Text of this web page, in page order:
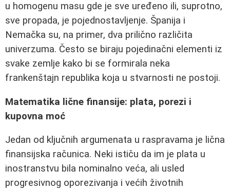
u homogenu masu gde je sve uređeno ili, suprotno,
sve propada, je pojednostavljenje. Španija i
Nemačka su, na primer, dva prilično različita
univerzuma. Često se biraju pojedinačni elementi iz
svake zemlje kako bi se formirala neka
frankenštajn republika koja u stvarnosti ne postoji.
Matematika lične finansije: plata, porezi i
kupovna moć
Jedan od ključnih argumenata u raspravama je lična
finansijska računica. Neki ističu da im je plata u
inostranstvu bila nominalno veća, ali usled
progresivnog oporezivanja i većih životnih